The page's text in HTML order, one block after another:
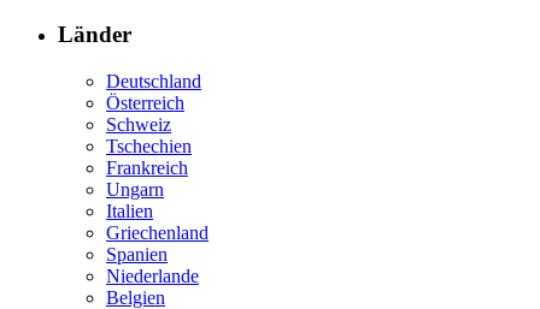
Länder
Deutschland
Österreich
Schweiz
Tschechien
Frankreich
Ungarn
Italien
Griechenland
Spanien
Niederlande
Belgien